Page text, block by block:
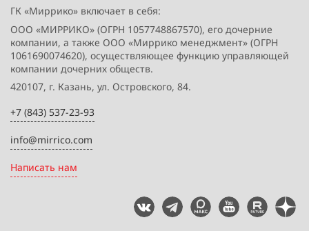
ГК «Миррико» включает в себя:
ООО «МИРРИКО» (ОГРН 1057748867570), его дочерние
компании, а также ООО «Миррико менеджмент» (ОГРН
1061690074620), осуществляющее функцию управляющей
компании дочерних обществ.
420107, г. Казань, ул. Островского, 84.
+7 (843) 537-23-93
info@mirrico.com
Написать нам